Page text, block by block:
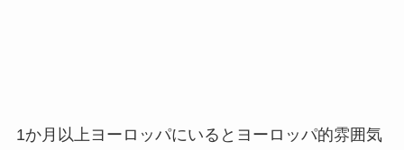
1か月以上ヨーロッパにいるとヨーロッパ的雰囲気